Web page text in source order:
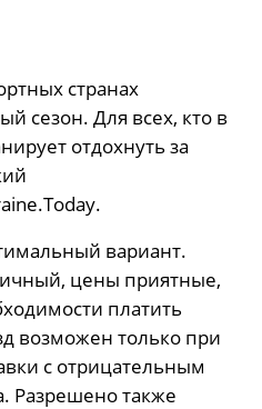
странах
сезон. Для всех, кто в
отдохнуть за
вариант.
цены приятные,
платить
возможен только при
с отрицательным
Разрешено также